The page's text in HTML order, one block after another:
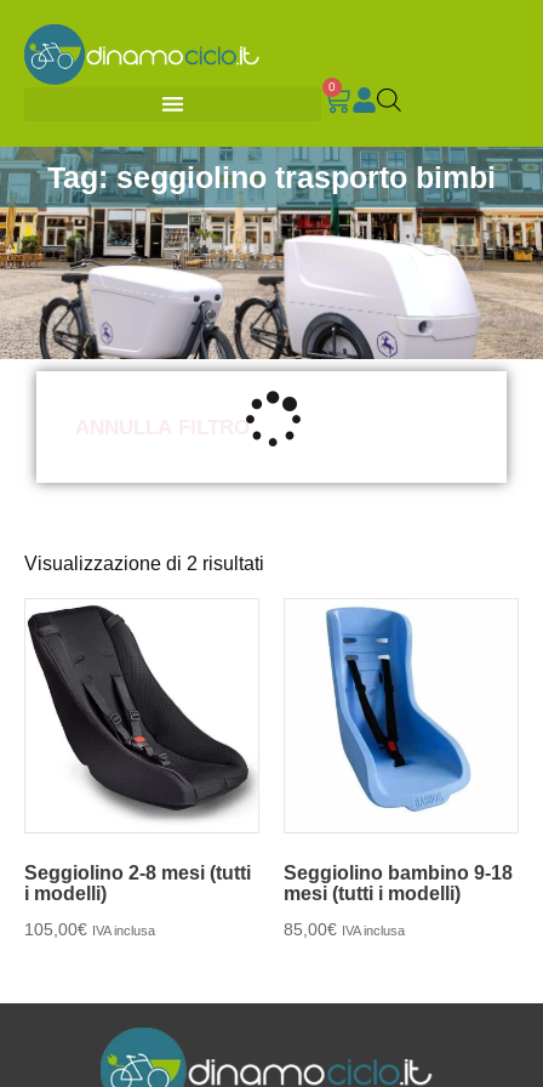
0
Tag: seggiolino trasporto bimbi
ANNULLA FILTRO
Visualizzazione di 2 risultati
Seggiolino 2-8 mesi (tutti
i modelli)
105,00€ IVA inclusa
Seggiolino bambino 9-18
mesi (tutti i modelli)
85,00€ IVA inclusa